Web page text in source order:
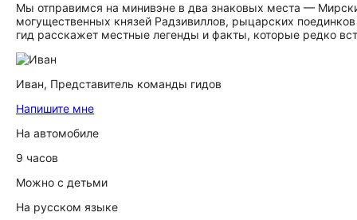
Мы отправимся на минивэне в два знаковых места —
могущественных князей Радзивиллов, рыцарских
гид расскажет местные легенды и факты, которые редко
Иван, Представитель команды гидов
Напишите мне
На автомобиле
9 часов
Можно с детьми
На русском языке